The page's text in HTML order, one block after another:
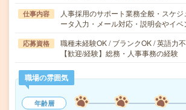
仕事内容
人事採用のサポート業務全般・スケ
ータ入力・メール対応・説明会やイ
応募資格
職種未経験OK / ブランクOK / 英語力
【歓迎/経験】総務・人事事務の経験
職場の雰囲気
年齢層